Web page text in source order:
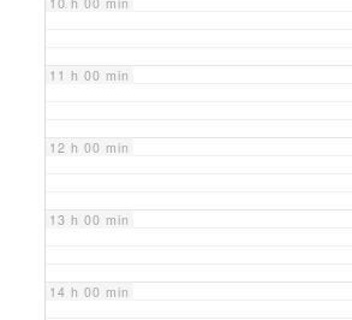
11 h 00 min
12 h 00 min
13 h 00 min
14 h 00 min